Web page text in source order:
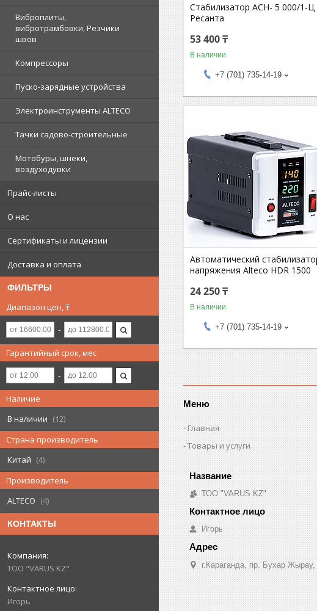
Виброплиты,
вибротрамбовки, Резчики
швов
Компрессоры
Пуско-зарядные устройства
Электроинструменты ALTECO
Тачки садово-строительные
Мотобуры, шнеки,
воздуходувки
Прайс-листы
О нас
Сертификаты и лицензии
Доставка и оплата
ФИЛЬТРЫ
Диапазон цен, ₸
Гарантийный срок, мес
Наличие
В наличии
12
Страна производитель
Китай
4
Производитель
ALTECO
4
КОНТАКТЫ
ТОО "VARUS KZ"
Игорь
Стабилизатор АСН- 5 000/1-Ц
Ресанта
53 400 ₸
В наличии
+7 (701) 735-14-19
Автоматический
напряжения Alteco HDR 1500
24 250 ₸
В наличии
+7 (701) 735-14-19
Меню
Главная
Товары и услуги
ТОО "VARUS KZ"
Игорь
г.Караганда, пр. Бухар